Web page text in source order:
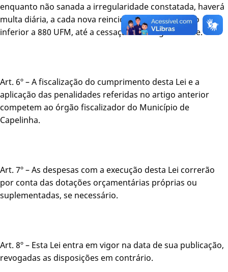
enquanto não sanada a irregularidade constatada, haverá
multa diária, a cada nova reincidência, em valor não
inferior a 880 UFM, até a cessação da irregularidade.
Art. 6º – A fiscalização do cumprimento desta Lei e a
aplicação das penalidades referidas no artigo anterior
competem ao órgão fiscalizador do Município de
Capelinha.
Art. 7º – As despesas com a execução desta Lei correrão
por conta das dotações orçamentárias próprias ou
suplementadas, se necessário.
Art. 8º – Esta Lei entra em vigor na data de sua publicação,
revogadas as disposições em contrário.